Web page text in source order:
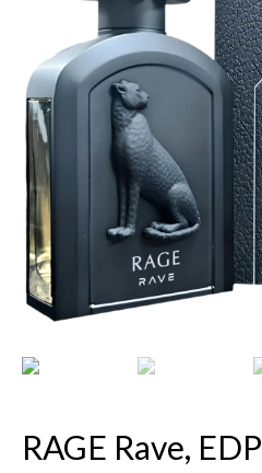
RAGE Rave, EDP